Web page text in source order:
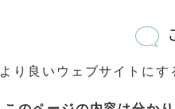
より良いウェブサイトに